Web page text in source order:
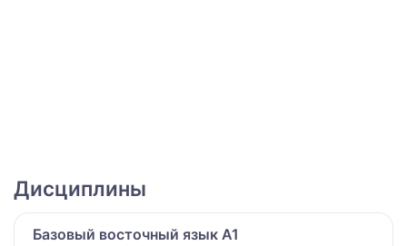
Дисциплины
Базовый восточный язык А1